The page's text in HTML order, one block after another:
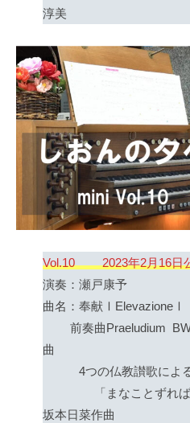
淳美
Vol.10 2023年2月16日
演奏：瀬戸康予
曲名：奉献
前奏曲Praeludium
曲
4つの仏教讃歌による
「まなことずれば
坂本日菜作曲